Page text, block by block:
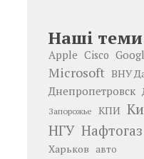
Наші теми
Apple Cisco
Microsoft ВНУ
Днепропетровск
Запорожье КПИ
НГУ Нафтогаз
Харьков авто